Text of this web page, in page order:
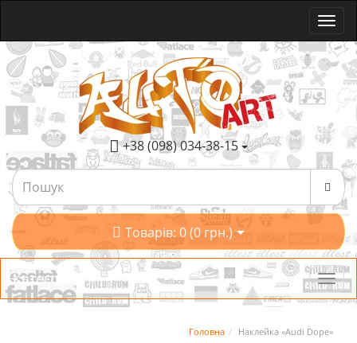
+38 (098) 034-38-15
Товарів: 0 (0 грн.)
Категорії
Головна Наклейка «Audi Dope»